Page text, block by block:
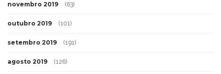
novembro 2019 (63)
outubro 2019 (101)
setembro 2019 (191)
agosto 2019 (126)